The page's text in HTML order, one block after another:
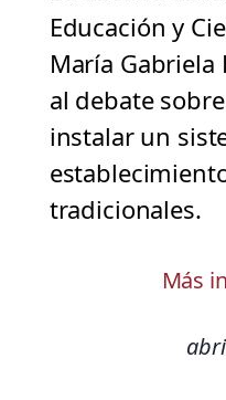
Educación y
María
al debate
instalar un
tradicionales.
Más